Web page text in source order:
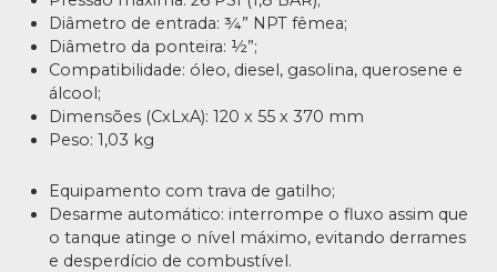
Diâmetro de entrada: ¾” NPT fêmea;
Diâmetro da ponteira: ½”;
Compatibilidade: óleo, diesel, gasolina, querosene e
álcool;
Dimensões (CxLxA): 120 x 55 x 370 mm
Peso: 1,03 kg
Equipamento com trava de gatilho;
Desarme automático: interrompe o fluxo assim que
o tanque atinge o nível máximo, evitando derrames
e desperdício de combustível.